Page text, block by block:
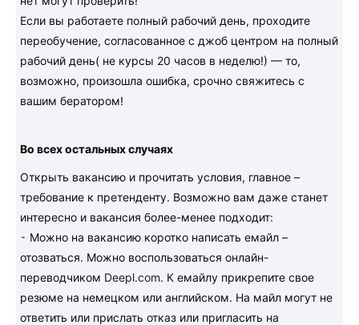
Если вы работаете полный рабочий день, проходите
переобучение, согласованное с джоб центром на полный
рабочий день( не курсы 20 часов в неделю!) — то,
возможно, произошла ошибка, срочно свяжитесь с
вашим бератором!
Во всех остальных случаях
Открыть вакансию и прочитать условия, главное –
требование к претенденту. Возможно вам даже станет
интересно и вакансия более-менее подходит:
⁃ Можно на вакансию коротко написать емайл –
отозваться. Можно воспользоваться онлайн-
переводчиком Deepl.com. К емайлу прикрепите свое
резюме на немецком или английском. На майл могут не
ответить или прислать отказ или пригласить на